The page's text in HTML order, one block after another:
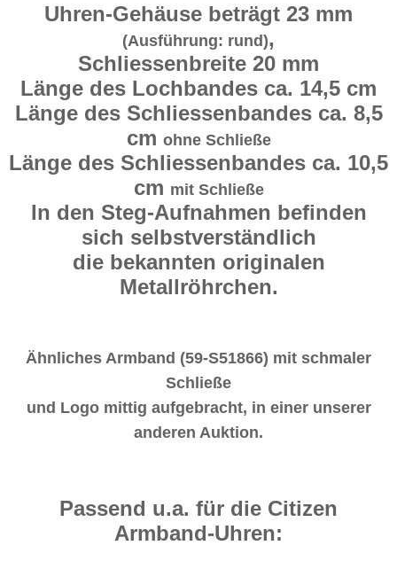
Uhren-Gehäuse beträgt 23 mm
(Ausführung: rund),
Schliessenbreite 20 mm
Länge des Lochbandes ca. 14,5 cm
Länge des Schliessenbandes ca. 8,5
cm ohne Schließe
Länge des Schliessenbandes ca. 10,5
cm mit Schließe
In den Steg-Aufnahmen befinden
sich selbstverständlich
die bekannten originalen
Metallröhrchen.
Ähnliches Armband (59-S51866) mit schmaler
Schließe
und Logo mittig aufgebracht, in einer unserer
anderen Auktion.
Passend u.a. für die Citizen
Armband-Uhren: